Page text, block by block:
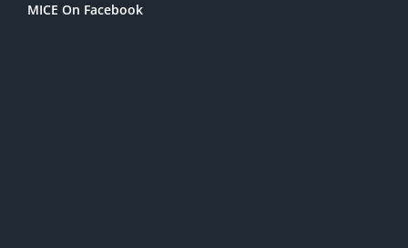
MICE On Facebook